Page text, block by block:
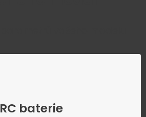
RC baterie